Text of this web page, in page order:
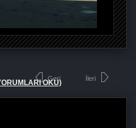
OKU)
Geri İleri